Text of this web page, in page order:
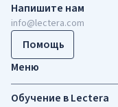
Напишите нам
info@lectera.com
Помощь
Меню
Обучение в Lectera